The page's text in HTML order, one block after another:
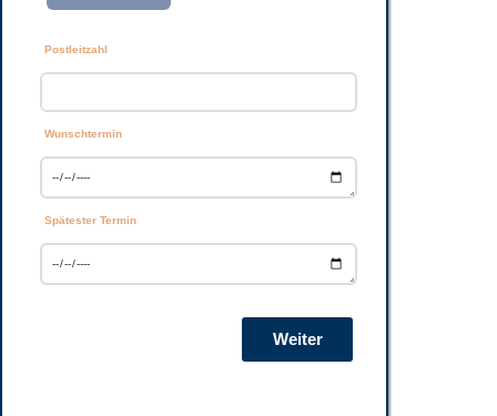
Postleitzahl
Wunschtermin
Spätester Termin
Weiter